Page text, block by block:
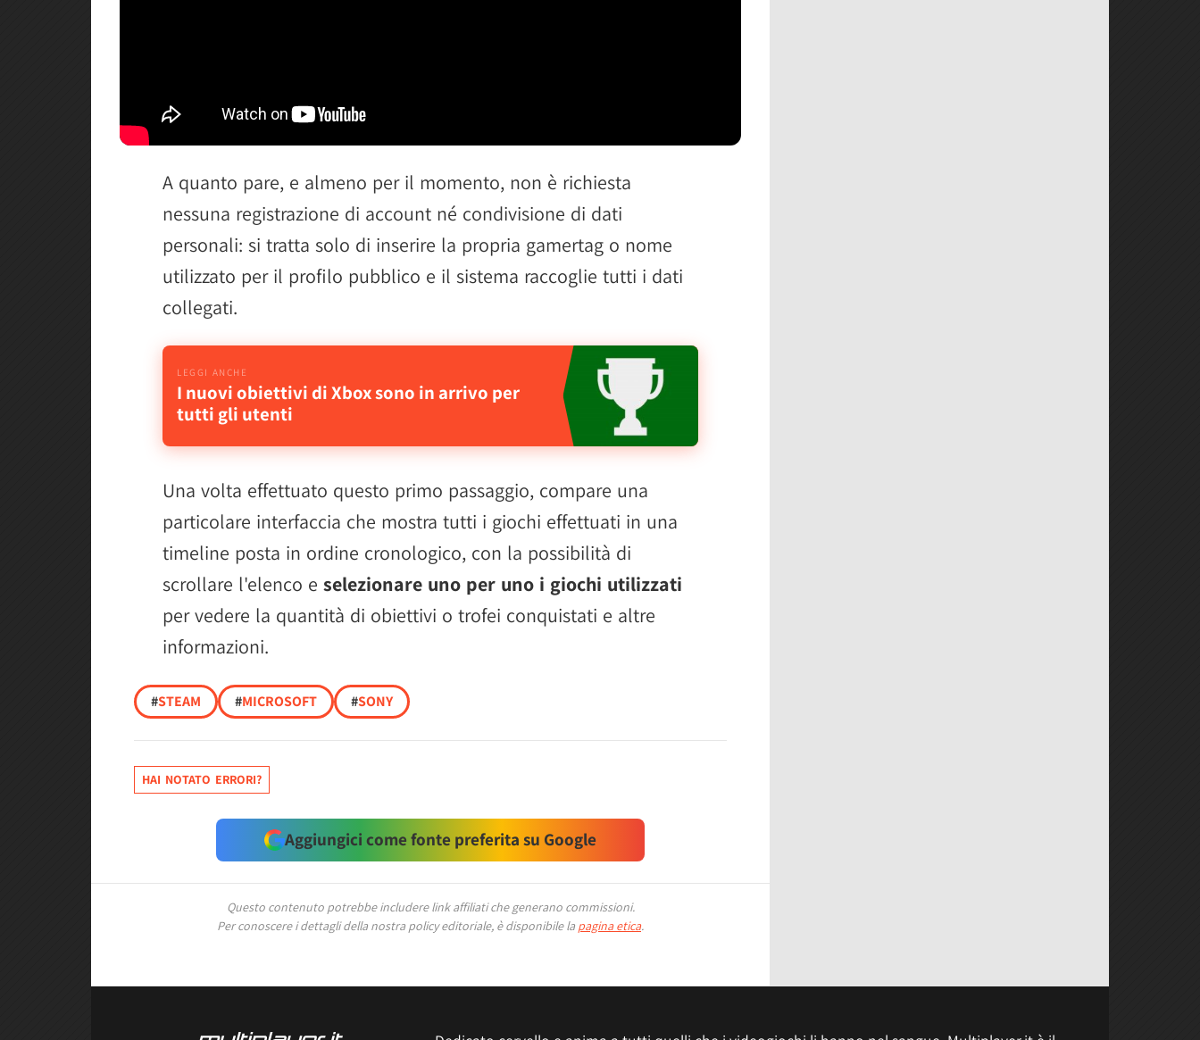
A quanto pare, e almeno per il momento, non è richiesta
nessuna registrazione di account né condivisione di dati
personali: si tratta solo di inserire la propria gamertag o nome
utilizzato per il profilo pubblico e il sistema raccoglie tutti i dati
collegati.
I nuovi obiettivi di Xbox sono in arrivo per
tutti gli utenti
Una volta effettuato questo primo passaggio, compare una
particolare interfaccia che mostra tutti i giochi effettuati in una
timeline posta in ordine cronologico, con la possibilità di
scrollare l'elenco e selezionare uno per uno i giochi utilizzati
per vedere la quantità di obiettivi o trofei conquistati e altre
informazioni.
#STEAM #MICROSOFT #SONY
HAI NOTATO ERRORI?
Aggiungici come fonte preferita su Google
Questo contenuto potrebbe includere link affiliati che generano commissioni.
Per conoscere i dettagli della nostra policy editoriale, è disponibile la pagina etica.